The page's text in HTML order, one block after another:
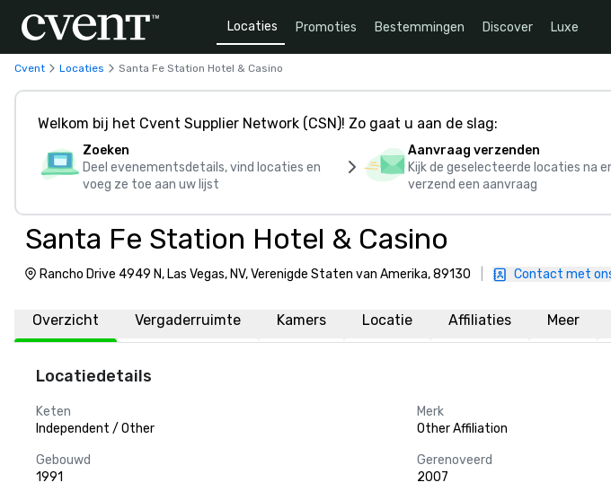
Locaties Promoties Bestemmingen Discover Luxe
Cvent Locaties Santa Fe Station Hotel & Casino
Welkom bij het Cvent Supplier Network (CSN)! Zo gaat u aan de slag:
Zoeken
Deel evenementsdetails, vind locaties en
voeg ze toe aan uw lijst
Aanvraag verzenden
Kijk de geselecteerde locaties na
verzend een aanvraag
Santa Fe Station Hotel & Casino
Rancho Drive 4949 N, Las Vegas, NV, Verenigde Staten van Amerika, 89130 Contact met
Overzicht Vergaderruimte Kamers Locatie Affiliaties Meer
Locatiedetails
Keten
Independent / Other
Merk
Other Affiliation
Gebouwd
1991
Gerenoveerd
2007